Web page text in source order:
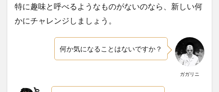
特に趣味と呼べるようなものがないのなら、新しい何
かにチャレンジしましょう。
ガガリニ
何か気になることはないですか？